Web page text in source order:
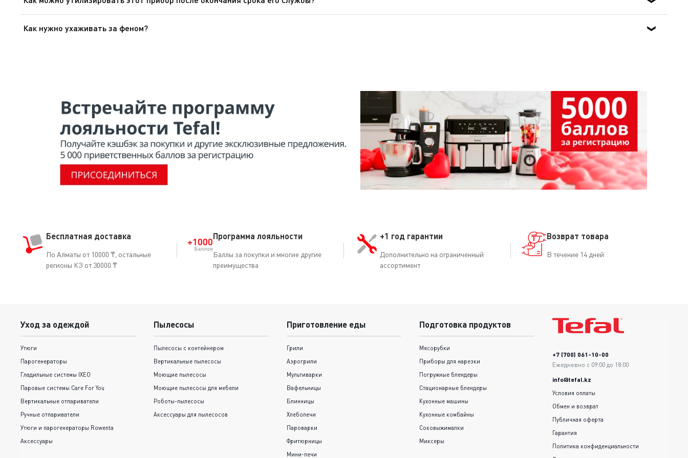
В приборе содержатся ценные материалы, которые могут быть подвергнуты вторичной переработке. Отнесите его на городской пункт сбора отходов.
Как нужно ухаживать за феном?
Бесплатная доставка
По Алматы от 10000 ₸, остальные
регионы КЗ от 30000 ₸
Программа лояльности
Баллы за покупки и многие другие
преимущества
+1 год гарантии
Дополнительно на ограниченный
ассортимент
Возврат товара
В течение 14 дней
Уход за одеждой
Утюги
Парогенераторы
Гладильные системы IXEO
Паровые системы Care For You
Вертикальные отпариватели
Ручные отпариватели
Утюги и парогенераторы Rowenta
Аксессуары
Пылесосы
Пылесосы с контейнером
Вертикальные пылесосы
Моющие пылесосы
Моющие пылесосы для мебели
Роботы-пылесосы
Аксессуары для пылесосов
Приготовление еды
Грили
Аэрогрили
Мультиварки
Вафельницы
Блинницы
Хлебопечи
Пароварки
Фритюрницы
Мини-печи
Подготовка продуктов
Мясорубки
Приборы для нарезки
Погружные блендеры
Стационарные блендеры
Кухонные машины
Кухонные комбайны
Соковыжималки
Миксеры
+7 (700) 061-10-00
Ежедневно с 09:00 до 18:00
info@tefal.kz
Условия оплаты
Обмен и возврат
Публичная оферта
Гарантия
Политика конфиденциальности